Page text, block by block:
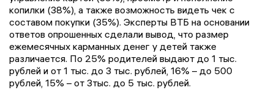
копилки (38%), а также возможность видеть чек с
составом покупки (35%). Эксперты ВТБ на основании
ответов опрошенных сделали вывод, что размер
ежемесячных карманных денег у детей также
различается. По 25% родителей выдают до 1 тыс.
рублей и от 1 тыс. до 3 тыс. рублей, 16% – до 500
рублей, 15% – от 3тыс. до 5 тыс. рублей.